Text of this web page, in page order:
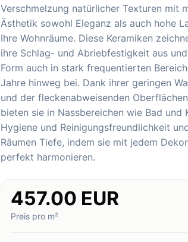
Verschmelzung natürlicher Texturen mit
Ästhetik sowohl Eleganz als auch hohe
Ihre Wohnräume. Diese Keramiken
ihre Schlag- und Abriebfestigkeit aus
Form auch in stark frequentierten
Jahre hinweg bei. Dank ihrer geringen
und der fleckenabweisenden
bieten sie in Nassbereichen wie Bad und
Hygiene und Reinigungsfreundlichkeit
Räumen Tiefe, indem sie mit jedem
perfekt harmonieren.
457.00 EUR
Preis pro m²